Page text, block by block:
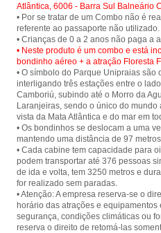
Atlântica, 6006 - Barra Sul Balneário
• Por se tratar de um Combo não é
referente ao passaporte não utilizado.
• Neste produto é um combo e está
bondinho aéreo + a atração Floresta
• O símbolo do Parque Unipraias são
interligando três estações entre o
Camboriú, subindo até o Morro da
Laranjeiras, sendo o único do
vista da Mata Atlântica e do mar em
• Os bondinhos se deslocam a uma
mantendo uma distância de 97
• Cada cabine tem capacidade para
podem transportar até 376 pessoas
de ida e volta, tem 3250 metros e
for realizado sem paradas.
• Atenção: A empresa reserva-se o
horário das atrações e equipamentos
segurança, condições climáticas ou
reserva o direito de retomá-las